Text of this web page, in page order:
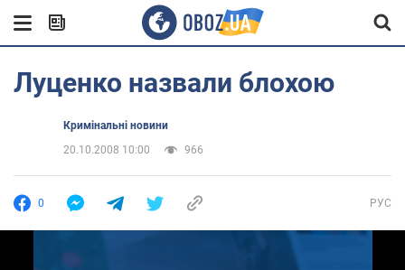
Луценко назвали блохою
Кримінальні новини
20.10.2008 10:00
966
0 РУС